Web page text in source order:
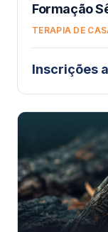
Formação
TERAPIA DE
Inscrições